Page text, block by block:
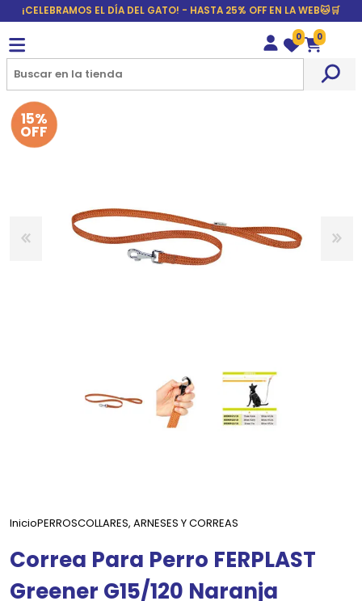
¡CELEBRAMOS EL DÍA DEL GATO! - HASTA 25% OFF EN LA WEB🐱🛒
Wishlist
0
Carrito
0
15%
OFF
InicioPERROSCOLLARES, ARNESES Y CORREAS
Correa Para Perro FERPLAST
Greener G15/120 Naranja